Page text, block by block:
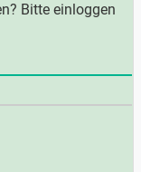
Bitte einloggen